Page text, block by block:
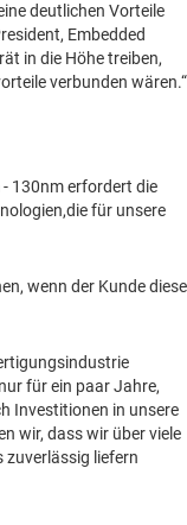
deutlichen Vorteile
Embedded
in die Höhe treiben,
verbunden wären.“
130nm erfordert die
für unsere
wenn der Kunde diese
für ein paar Jahre,
Investitionen in unsere
wir, dass wir über viele
zuverlässig liefern